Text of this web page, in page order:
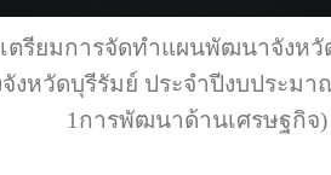
ตรียมการจัดทำแผนพัฒนาจังหวั
งหวัดบุรีรัมย์ ประจำปีงบประม
1การพัฒนาด้านเศรษฐกิจ)